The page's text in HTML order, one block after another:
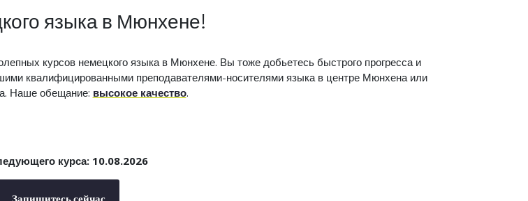
языка в Мюнхене!
курсов немецкого языка в Мюнхене. Вы тоже добьетесь быстрого прогресса и
квалифицированными преподавателями-носителями языка в центре Мюнхена или
Наше обещание: высокое качество.
курса: 10.08.2026
Запишитесь сейчас